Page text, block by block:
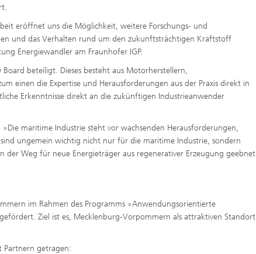
eröffnet uns die Möglichkeit, weitere Forschungs- und
und das Verhalten rund um den zukunftsträchtigen Kraftstoff
Energiewandler am Fraunhofer IGP.
beteiligt. Dieses besteht aus Motorherstellern,
einen die Expertise und Herausforderungen aus der Praxis direkt in
Erkenntnisse direkt an die zukünftigen Industrieanwender
maritime Industrie steht vor wachsenden Herausforderungen,
ungemein wichtig nicht nur für die maritime Industrie, sondern
Weg für neue Energieträger aus regenerativer Erzeugung geebnet
im Rahmen des Programms »Anwendungsorientierte
Ziel ist es, Mecklenburg-Vorpommern als attraktiven Standort
Partnern getragen: